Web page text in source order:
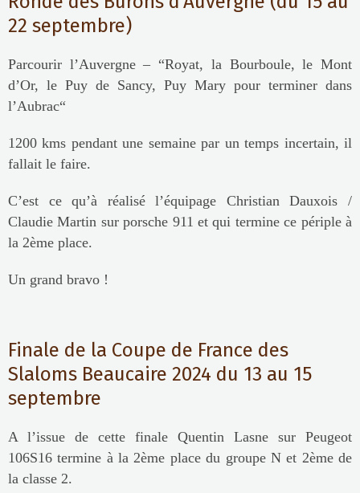
22 septembre)
Parcourir l’Auvergne – “Royat, la Bourboule, le Mont
d’Or, le Puy de Sancy, Puy Mary pour terminer dans
l’Aubrac“
1200 kms pendant une semaine par un temps incertain, il
fallait le faire.
C’est ce qu’à réalisé l’équipage Christian Dauxois /
Claudie Martin sur porsche 911 et qui termine ce périple à
la 2ème place.
Un grand bravo !
Finale de la Coupe de France des
Slaloms Beaucaire 2024 du 13 au 15
septembre
A l’issue de cette finale Quentin Lasne sur Peugeot
106S16 termine à la 2ème place du groupe N et 2ème de
la classe 2.